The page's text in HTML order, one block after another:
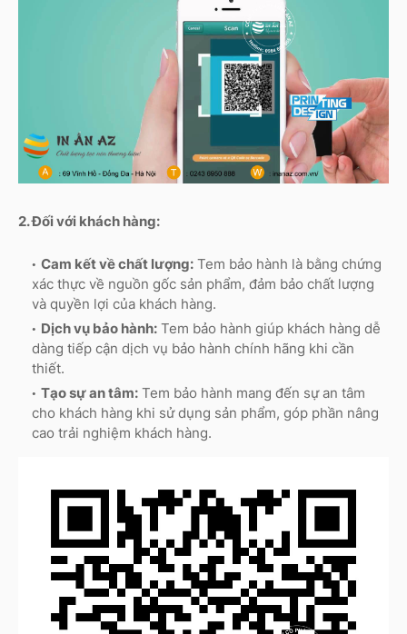
2. Đối với khách hàng:
Cam kết về chất lượng: Tem bảo hành là bằng chứng
xác thực về nguồn gốc sản phẩm, đảm bảo chất lượng
và quyền lợi của khách hàng.
Dịch vụ bảo hành: Tem bảo hành giúp khách hàng dễ
dàng tiếp cận dịch vụ bảo hành chính hãng khi cần
thiết.
Tạo sự an tâm: Tem bảo hành mang đến sự an tâm
cho khách hàng khi sử dụng sản phẩm, góp phần nâng
cao trải nghiệm khách hàng.